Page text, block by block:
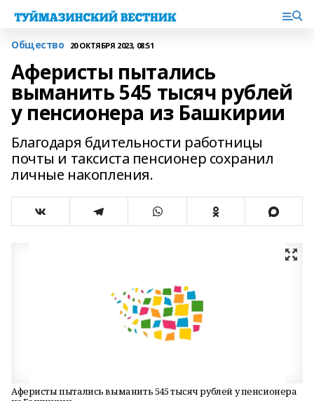
Общество 20 ОКТЯБРЯ 2023, 08:51
Аферисты пытались
выманить 545 тысяч рублей
у пенсионера из Башкирии
Благодаря бдительности работницы
почты и таксиста пенсионер сохранил
личные накопления.
Аферисты пытались выманить 545 тысяч рублей у пенсионера